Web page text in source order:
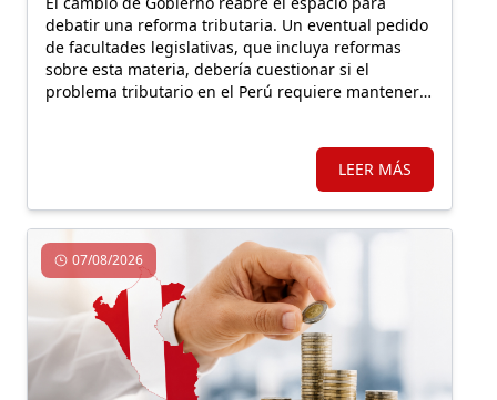
debatir una reforma tributaria. Un eventual pedido
de facultades legislativas, que incluya reformas
sobre esta materia, debería cuestionar si el
problema tributario en el Perú requiere mantener o
que impulsen una nueva formalidad.
LEER MÁS
07/08/2026